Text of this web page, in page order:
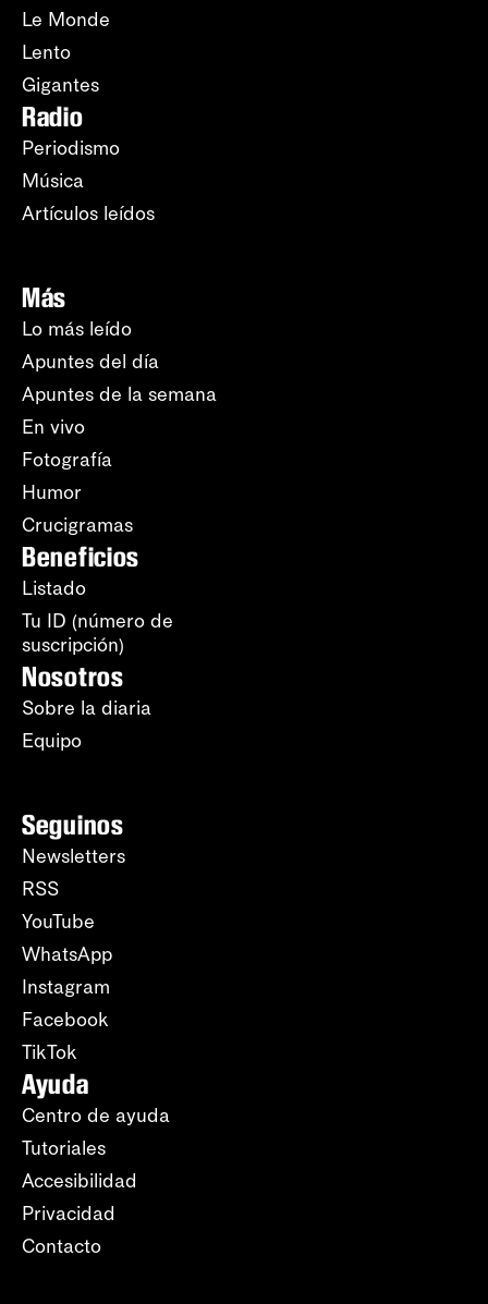
Le Monde
Lento
Gigantes
Radio
Periodismo
Música
Artículos leídos
Más
Lo más leído
Apuntes del día
Apuntes de la semana
En vivo
Fotografía
Humor
Crucigramas
Beneficios
Listado
Tu ID (número de
suscripción)
Nosotros
Sobre la diaria
Equipo
Seguinos
Newsletters
RSS
YouTube
WhatsApp
Instagram
Facebook
TikTok
Ayuda
Centro de ayuda
Tutoriales
Accesibilidad
Privacidad
Contacto